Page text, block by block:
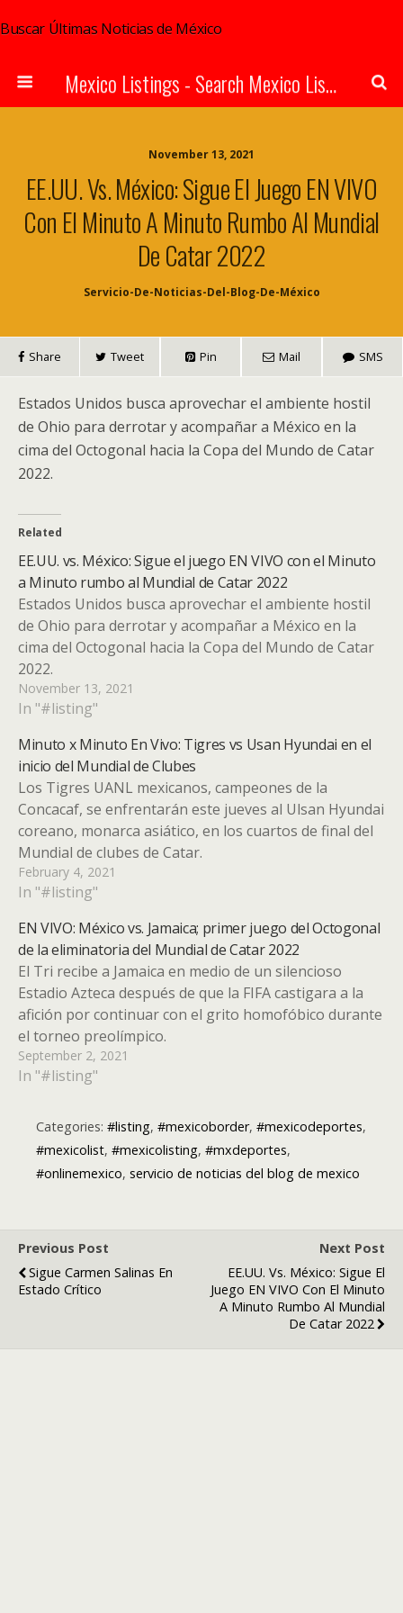
Buscar Últimas Noticias de México
Mexico Listings - Search Mexico Listings Online
November 13, 2021
EE.UU. Vs. México: Sigue El Juego EN VIVO
Con El Minuto A Minuto Rumbo Al Mundial
De Catar 2022
Servicio-De-Noticias-Del-Blog-De-México
Share Tweet Pin Mail SMS
Estados Unidos busca aprovechar el ambiente hostil
de Ohio para derrotar y acompañar a México en la
cima del Octogonal hacia la Copa del Mundo de Catar
2022.
Related
EE.UU. vs. México: Sigue el juego EN VIVO con el Minuto
a Minuto rumbo al Mundial de Catar 2022
Estados Unidos busca aprovechar el ambiente hostil
de Ohio para derrotar y acompañar a México en la
cima del Octogonal hacia la Copa del Mundo de Catar
2022.
November 13, 2021
In "#listing"
Minuto x Minuto En Vivo: Tigres vs Usan Hyundai en el
inicio del Mundial de Clubes
Los Tigres UANL mexicanos, campeones de la
Concacaf, se enfrentarán este jueves al Ulsan Hyundai
coreano, monarca asiático, en los cuartos de final del
Mundial de clubes de Catar.
February 4, 2021
In "#listing"
EN VIVO: México vs. Jamaica; primer juego del Octogonal
de la eliminatoria del Mundial de Catar 2022
El Tri recibe a Jamaica en medio de un silencioso
Estadio Azteca después de que la FIFA castigara a la
afición por continuar con el grito homofóbico durante
el torneo preolímpico.
September 2, 2021
In "#listing"
Categories: #listing, #mexicoborder, #mexicodeportes,
#mexicolist, #mexicolisting, #mxdeportes,
#onlinemexico, servicio de noticias del blog de mexico
Previous Post
Sigue Carmen Salinas En
Estado Crítico
Next Post
EE.UU. Vs. México: Sigue El
Juego EN VIVO Con El Minuto
A Minuto Rumbo Al Mundial
De Catar 2022